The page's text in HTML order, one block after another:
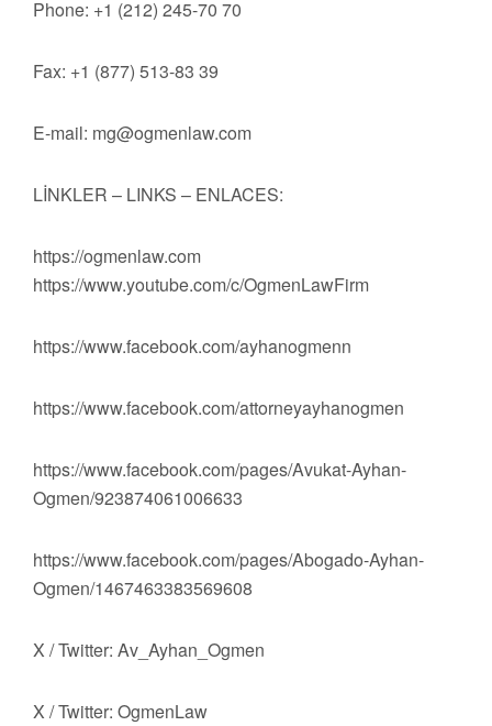
Phone: +1 (212) 245-70 70
Fax: +1 (877) 513-83 39
E-mail: mg@ogmenlaw.com
LİNKLER – LINKS – ENLACES:
https://ogmenlaw.com
https://www.youtube.com/c/OgmenLawFirm
https://www.facebook.com/ayhanogmenn
https://www.facebook.com/attorneyayhanogmen
https://www.facebook.com/pages/Avukat-Ayhan-
Ogmen/923874061006633
https://www.facebook.com/pages/Abogado-Ayhan-
Ogmen/1467463383569608
X / Twitter: Av_Ayhan_Ogmen
X / Twitter: OgmenLaw